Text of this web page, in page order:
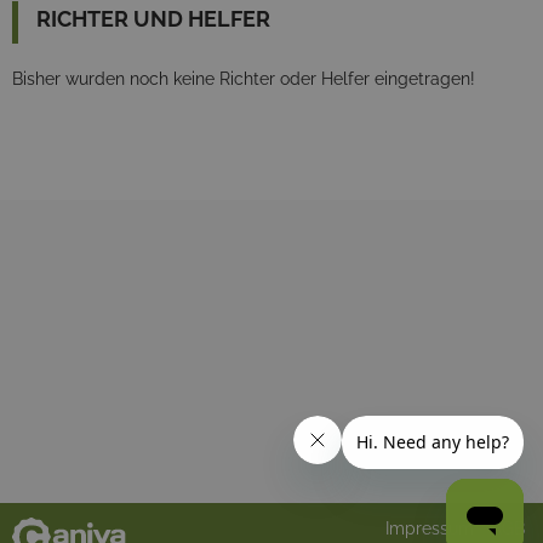
RICHTER UND HELFER
Bisher wurden noch keine Richter oder Helfer eingetragen!
Impressum
AGB